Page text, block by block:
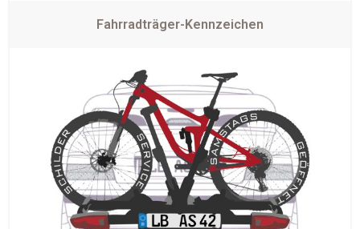
Fahrradträger-Kennzeichen